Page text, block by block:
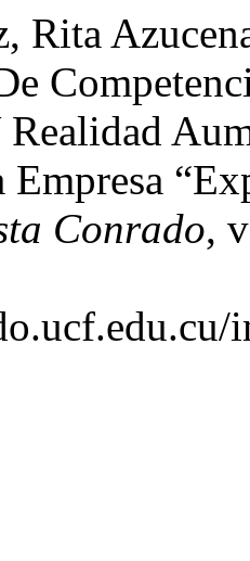
Rita
Conrado,